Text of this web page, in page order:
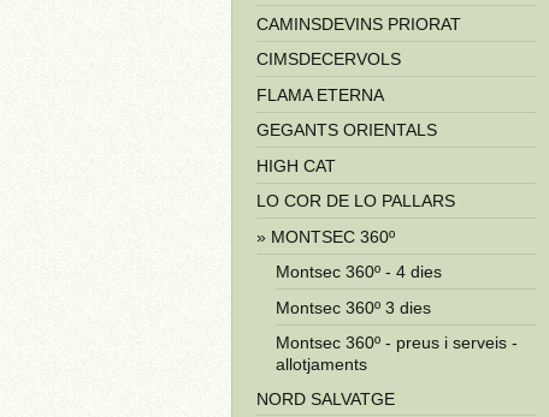
CAMINSDEVINS PRIORAT
CIMSDECERVOLS
FLAMA ETERNA
GEGANTS ORIENTALS
HIGH CAT
LO COR DE LO PALLARS
MONTSEC 360º
Montsec 360º - 4 dies
Montsec 360º 3 dies
Montsec 360º - preus i serveis -
allotjaments
NORD SALVATGE